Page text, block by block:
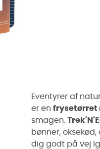
Eventyrer af
er en frysetørret
smagen.
bønner,
dig godt på vej